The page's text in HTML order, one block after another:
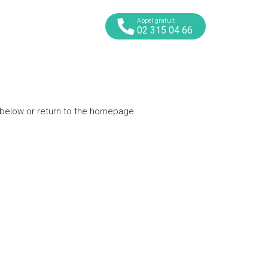
Appel gratuit
02 315 04 66
or return to the homepage.